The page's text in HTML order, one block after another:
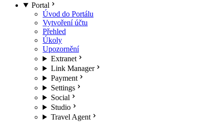
Portal
Úvod do Portálu
Vytvoření účtu
Přehled
Úkoly
Upozornění
Extranet
Link Manager
Payment
Settings
Social
Studio
Travel Agent